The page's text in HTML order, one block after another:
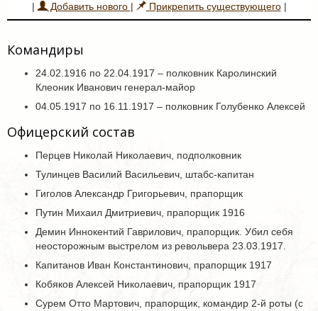
| Добавить нового | Прикрепить существующего|
Командиры
24.02.1916 по 22.04.1917 – полковник Каролинский
Клеоник Иванович генерал-майор
04.05.1917 по 16.11.1917 – полковник Голубенко Алексей
Офицерский состав
Перцев Николай Николаевич, подполковник
Тулинцев Василий Васильевич, штабс-капитан
Гиголов Александр Григорьевич, прапорщик
Путин Михаил Дмитриевич, прапорщик 1916
Демин Иннокентий Гаврилович, прапорщик. Убил себя
неосторожным выстрелом из револьвера 23.03.1917.
Капитанов Иван Константинович, прапорщик 1917
Кобяков Алексей Николаевич, прапорщик 1917
Сурем Отто Мартович, прапорщик, командир 2-й роты (с